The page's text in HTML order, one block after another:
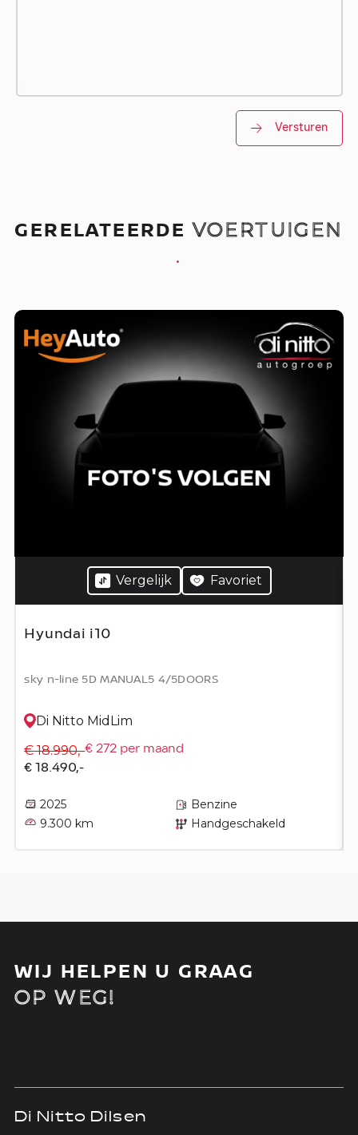
Versturen
GERELATEERDEVOERTUIGEN
.
Vergelijk Favoriet
Hyundai i10
sky n-line 5D MANUAL5 4/5DOORS
Di Nitto MidLim
€ 18.990,-
€ 18.490,-
€ 272 per maand
2025
Benzine
9.300 km
Handgeschakeld
WIJ HELPEN U GRAAG
OP WEG!
Di Nitto Dilsen